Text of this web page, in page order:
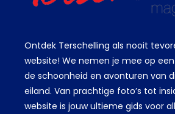
Ontdek Terschelling als nooit
website! We nemen je mee op
de schoonheid en avonturen van
eiland. Van prachtige foto’s tot
website is jouw ultieme gids voor